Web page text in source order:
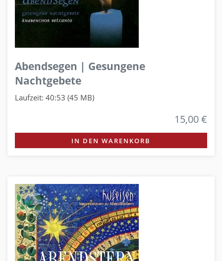
Abendsegen | Gesungene
Nachtgebete
Laufzeit: 40:53 (45 MB)
15,00 €
IN DEN WARENKORB